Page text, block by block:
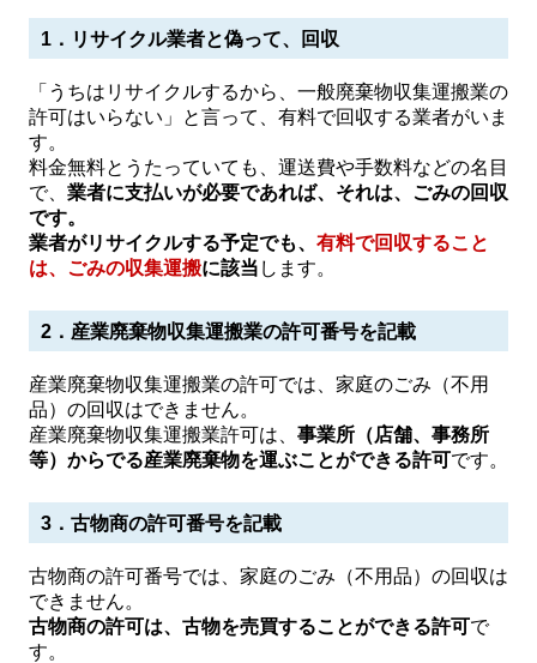
1．リサイクル業者と偽って、回収
「うちはリサイクルするから、一般廃棄物収集運搬業の
許可はいらない」と言って、有料で回収する業者がいま
す。
料金無料とうたっていても、運送費や手数料などの名目
で、 業者に支払いが必要であれば、それは、ごみの回収
です。
業者がリサイクルする予定でも、 有料で回収すること
は、ごみの収集運搬に該当 します。
2．産業廃棄物収集運搬業の許可番号を記載
産業廃棄物収集運搬業の許可では、家庭のごみ（不用
品）の回収はできません。
産業廃棄物収集運搬業許可は、 事業所（店舗、事務所
等）からでる産業廃棄物を運ぶことができる許可です。
3．古物商の許可番号を記載
古物商の許可番号では、家庭のごみ（不用品）の回収は
できません。
古物商の許可は、古物を売買することができる許可で
す。